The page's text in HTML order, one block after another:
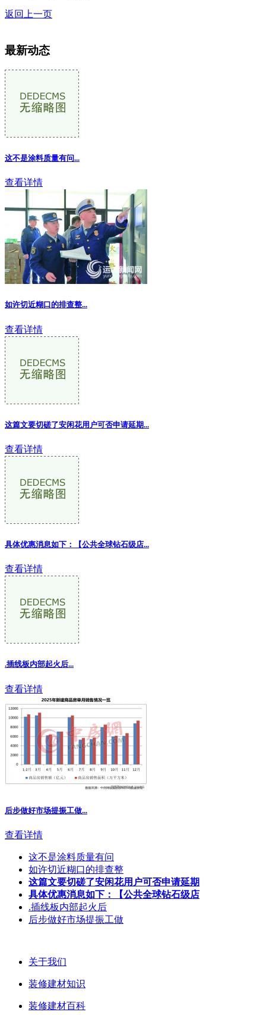
返回上一页
最新动态
这不是涂料质量有问...
查看详情
如许切近糊口的排查整...
查看详情
这篇文要切磋了安闲花用户可否申请延期...
查看详情
具体优惠消息如下：【公共全球钻石级店...
查看详情
.插线板内部起火后...
查看详情
后步做好市场提振工做...
查看详情
这不是涂料质量有问
如许切近糊口的排查整
这篇文要切磋了安闲花用户可否申请延期
具体优惠消息如下：【公共全球钻石级店
.插线板内部起火后
后步做好市场提振工做
关于我们
装修建材知识
装修建材百科